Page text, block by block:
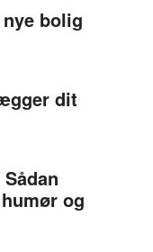
bolig
dit
og